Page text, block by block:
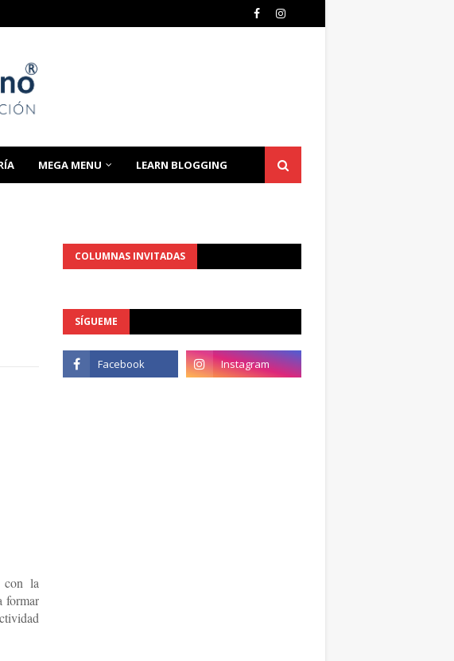
MEGA MENU LEARN BLOGGING
con la
formar
COLUMNAS INVITADAS
SÍGUEME